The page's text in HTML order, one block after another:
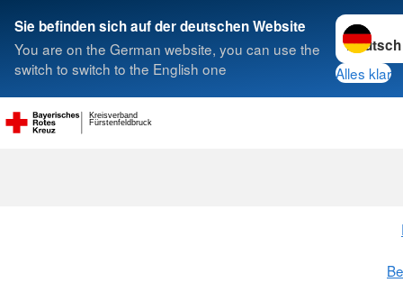
Sie befinden sich auf der deutschen Website
You are on the German website, you can use the
switch to switch to the English one
Sprache
Alles klar
Fürstenfeldbruck
Kreisverband
Suche